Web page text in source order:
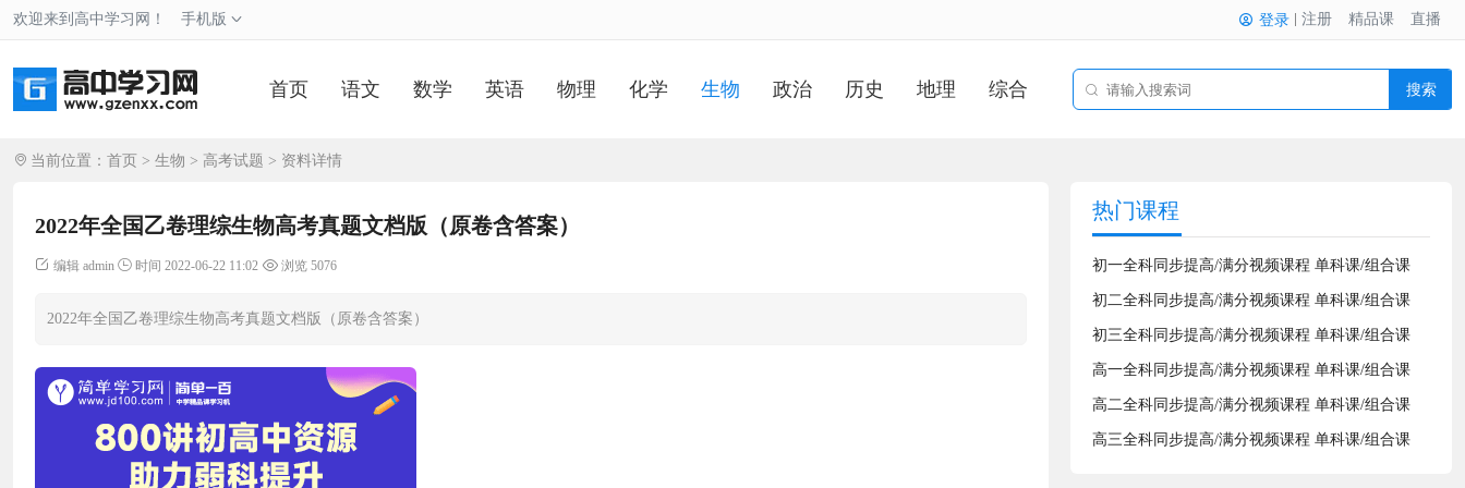
欢迎来到高中学习网！ 手机版 登录 注册 精品课 直播
首页 语文 数学 英语 物理 化学 生物 政治 历史 地理 综合 搜索
当前位置： 首页 > 生物 > 高考试题 > 资料详情
2022年全国乙卷理综生物高考真题文档版（原卷含答案）
编辑 admin 时间 2022-06-22 11:02 浏览 5076
2022年全国乙卷理综生物高考真题文档版（原卷含答案）
热门课程
初一全科同步提高/满分视频课程 单科课/组合课
初二全科同步提高/满分视频课程 单科课/组合课
初三全科同步提高/满分视频课程 单科课/组合课
高一全科同步提高/满分视频课程 单科课/组合课
高二全科同步提高/满分视频课程 单科课/组合课
高三全科同步提高/满分视频课程 单科课/组合课